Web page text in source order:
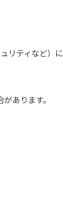
リティなど）に
あります。